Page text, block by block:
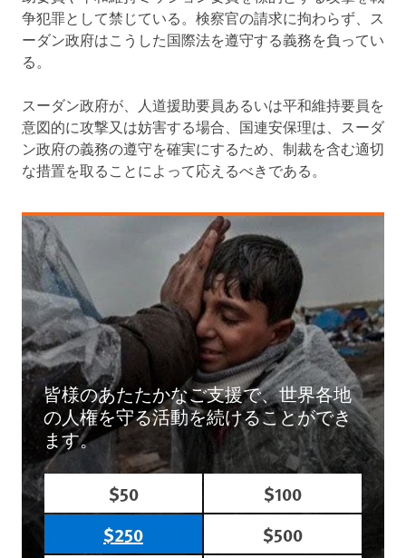
争犯罪として禁じている。検察官の請求に拘わらず、ス
ーダン政府はこうした国際法を遵守する義務を負ってい
る。
スーダン政府が、人道援助要員あるいは平和維持要員を
意図的に攻撃又は妨害する場合、国連安保理は、スーダ
ン政府の義務の遵守を確実にするため、制裁を含む適切
な措置を取ることによって応えるべきである。
皆様のあたたかなご支援で、世界各地
の人権を守る活動を続けることができ
ます。
$50
$100
$250
$500